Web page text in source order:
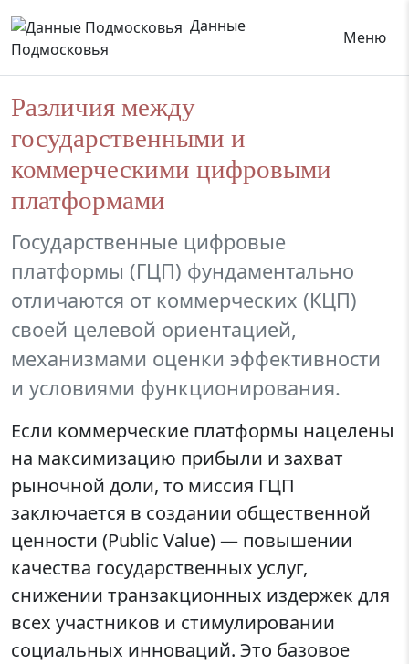
Данные
Подмосковья
Меню
Различия между
государственными и
коммерческими цифровыми
платформами
Государственные цифровые
платформы (ГЦП) фундаментально
отличаются от коммерческих (КЦП)
своей целевой ориентацией,
механизмами оценки эффективности
и условиями функционирования.
Если коммерческие платформы нацелены
на максимизацию прибыли и захват
рыночной доли, то миссия ГЦП
заключается в создании общественной
ценности (Public Value) — повышении
качества государственных услуг,
снижении транзакционных издержек для
всех участников и стимулировании
социальных инноваций. Это базовое